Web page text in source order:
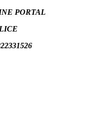
PORTAL